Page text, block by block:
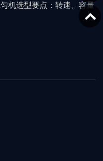
机选型要点：转速、容量